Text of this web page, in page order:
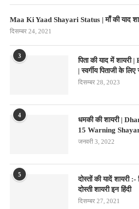
Maa Ki Yaad Shayari Status | माँ की याद
दिसम्बर 24, 2021
3
पिता की याद में
| स्वर्गीय पिताजी के
दिसम्बर 28, 2023
4
धमकी की शायरी |
15 Warning
जनवरी 3, 2022
5
दोस्तों की यादें शायरी
दोस्ती शायरी इन हिंदी
दिसम्बर 27, 2021